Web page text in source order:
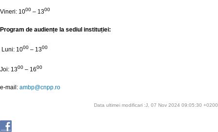
Vineri: 1000 – 1300
Program de audiențe la sediul instituției:
Luni: 1000 – 1300
Joi: 1300 – 1600
e-mail: ambp@cnpp.ro
Data ultimei modificari :J, 07 Nov 2024 09:05:30 +0200